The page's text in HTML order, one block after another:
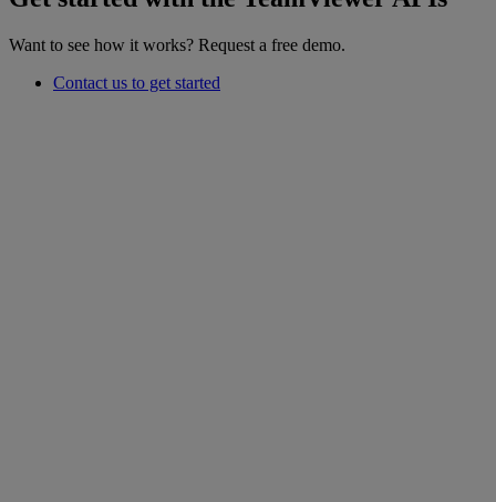
Want to see how it works? Request a free demo.
Contact us to get started